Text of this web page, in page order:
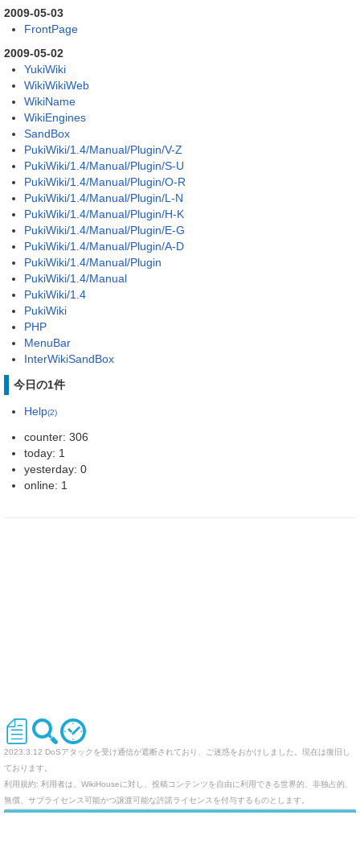
2009-05-03
FrontPage
2009-05-02
YukiWiki
WikiWikiWeb
WikiName
WikiEngines
SandBox
PukiWiki/1.4/Manual/Plugin/V-Z
PukiWiki/1.4/Manual/Plugin/S-U
PukiWiki/1.4/Manual/Plugin/O-R
PukiWiki/1.4/Manual/Plugin/L-N
PukiWiki/1.4/Manual/Plugin/H-K
PukiWiki/1.4/Manual/Plugin/E-G
PukiWiki/1.4/Manual/Plugin/A-D
PukiWiki/1.4/Manual/Plugin
PukiWiki/1.4/Manual
PukiWiki/1.4
PukiWiki
PHP
MenuBar
InterWikiSandBox
今日の1件
Help(2)
counter: 306
today: 1
yesterday: 0
online: 1
2023.3.12 DoSアタックを受け通信が遮断されており、ご迷惑をおかけしました。現在は復旧し
ております。
利用規約: 利用者は、WikiHouseに対し、投稿コンテンツを自由に利用できる世界的、非独占的、
無償、サブライセンス可能かつ譲渡可能な許諾ライセンスを付与するものとします。